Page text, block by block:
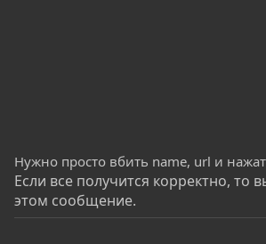
Нужно просто вбить name, url и
Если все получится корректно, то
этом сообщение.